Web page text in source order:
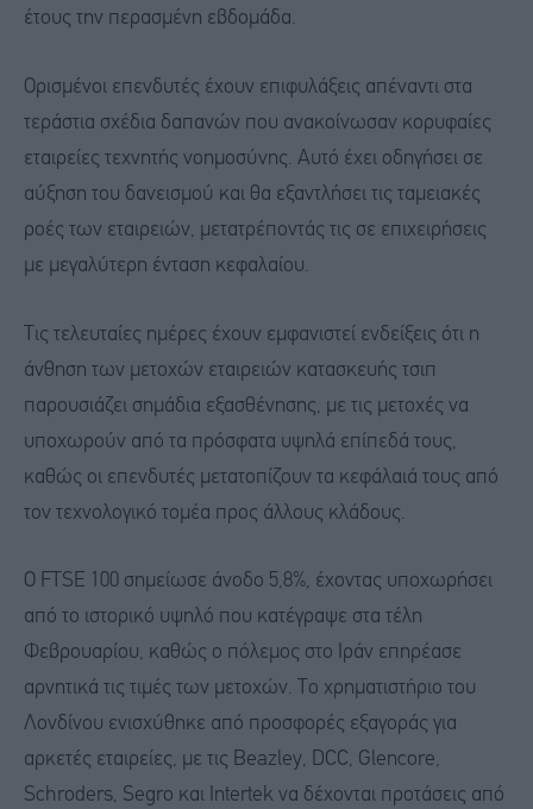
έτους την περασμένη εβδομάδα.
Ορισμένοι επενδυτές έχουν επιφυλάξεις απέναντι στα
τεράστια σχέδια δαπανών που ανακοίνωσαν κορυφαίες
εταιρείες τεχνητής νοημοσύνης. Αυτό έχει οδηγήσει σε
αύξηση του δανεισμού και θα εξαντλήσει τις ταμειακές
ροές των εταιρειών, μετατρέποντάς τις σε επιχειρήσεις
με μεγαλύτερη ένταση κεφαλαίου.
Τις τελευταίες ημέρες έχουν εμφανιστεί ενδείξεις ότι η
άνθηση των μετοχών εταιρειών κατασκευής τσιπ
παρουσιάζει σημάδια εξασθένησης, με τις μετοχές να
υποχωρούν από τα πρόσφατα υψηλά επίπεδά τους,
καθώς οι επενδυτές μετατοπίζουν τα κεφάλαιά τους από
τον τεχνολογικό τομέα προς άλλους κλάδους.
Ο FTSE 100 σημείωσε άνοδο 5,8%, έχοντας υποχωρήσει
από το ιστορικό υψηλό που κατέγραψε στα τέλη
Φεβρουαρίου, καθώς ο πόλεμος στο Ιράν επηρέασε
αρνητικά τις τιμές των μετοχών. Το χρηματιστήριο του
Λονδίνου ενισχύθηκε από προσφορές εξαγοράς για
αρκετές εταιρείες, με τις Beazley, DCC, Glencore,
Schroders, Segro και Intertek να δέχονται προτάσεις από